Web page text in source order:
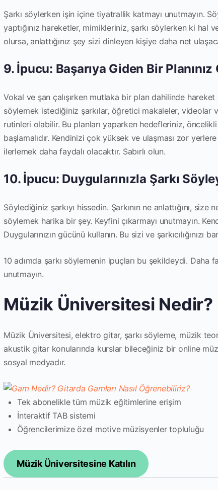
Şarkı söylerken işin içine tiyatrallik katmayı unutmayın.
yaptığınız hareketler, mimikleriniz, şarkı söylerken ki hal
olursa, anlattığınız şey sizi dinleyen kişiye daha net
9. İpucu: Başarıya Giden Bir Planınız
Vokal ve şan çalışırken mutlaka bir plan dahilinde hareket
söylemek istediğiniz şarkılar, öğretici makaleler, videolar
rutinleri olabilir. Bu planları yaparken hedefleriniz,
başlamalıdır. Kendinizi çok yüksek ve ulaşması zor
ilerlemek daha faydalı olacaktır. Sabırlı olun.
10. İpucu: Duygularınızla Şarkı
Söylediğiniz şarkıyı hissedin. Şarkının ne anlattığını, size
söylemek harika bir şey. Keyfini çıkarmayı unutmayın.
Duygularınızın gücünü kullanın. Bu sizi ve şarkıcılığınızı
10 adımda şarkı söylemenin ipuçları bu şekildeydi. Daha
unutmayın.
Müzik Üniversitesi Nedir?
Müzik Üniversitesi, elektro gitar, şarkı söyleme, müzik
akustik gitar konularında kurslar bileceğiniz bir online
sosyal medyadır.
Tek abonelikle tüm müzik eğitimlerine erişim
İnteraktif TAB sistemi
Öğrencilerimize özel motive müzisyenler topluluğu
Müzik Üniversitesine Katılın